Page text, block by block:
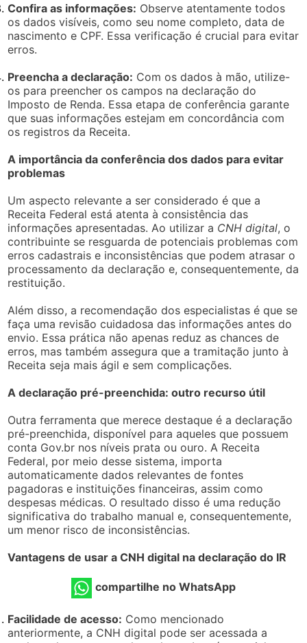
Confira as informações: Observe atentamente todos
os dados visíveis, como seu nome completo, data de
nascimento e CPF. Essa verificação é crucial para evitar
erros.
Preencha a declaração: Com os dados à mão, utilize-
os para preencher os campos na declaração do
Imposto de Renda. Essa etapa de conferência garante
que suas informações estejam em concordância com
os registros da Receita.
A importância da conferência dos dados para evitar
problemas
Um aspecto relevante a ser considerado é que a
Receita Federal está atenta à consistência das
informações apresentadas. Ao utilizar a CNH digital, o
contribuinte se resguarda de potenciais problemas com
erros cadastrais e inconsistências que podem atrasar o
processamento da declaração e, consequentemente, da
restituição.
Além disso, a recomendação dos especialistas é que se
faça uma revisão cuidadosa das informações antes do
envio. Essa prática não apenas reduz as chances de
erros, mas também assegura que a tramitação junto à
Receita seja mais ágil e sem complicações.
A declaração pré-preenchida: outro recurso útil
Outra ferramenta que merece destaque é a declaração
pré-preenchida, disponível para aqueles que possuem
conta Gov.br nos níveis prata ou ouro. A Receita
Federal, por meio desse sistema, importa
automaticamente dados relevantes de fontes
pagadoras e instituições financeiras, assim como
despesas médicas. O resultado disso é uma redução
significativa do trabalho manual e, consequentemente,
um menor risco de inconsistências.
Vantagens de usar a CNH digital na declaração do IR
compartilhe no WhatsApp
Facilidade de acesso: Como mencionado
anteriormente, a CNH digital pode ser acessada a